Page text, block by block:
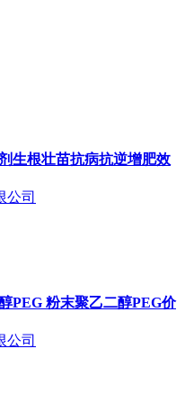
生根壮苗抗病抗逆增肥效
公司
PEG 粉末聚乙二醇PEG价
公司